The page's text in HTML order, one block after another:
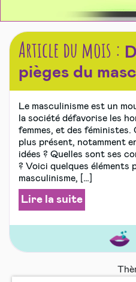
Article du mois :
pièges du
Le masculinisme est un
la société défavorise les
femmes, et des
plus présent, notamment
idées ? Quelles sont ses
? Voici quelques éléments
masculinisme, […]
Lire la suite
vivre